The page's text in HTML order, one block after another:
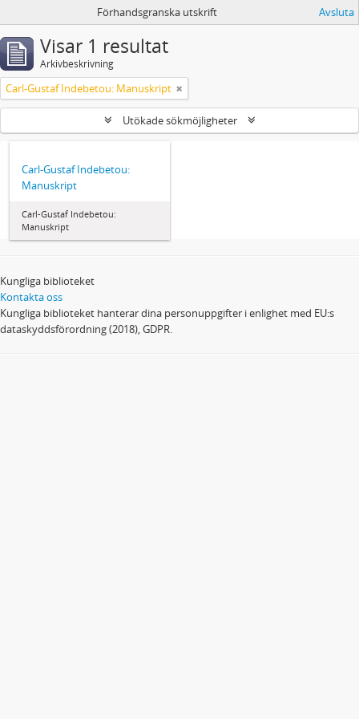
Förhandsgranska utskrift Avsluta
Visar 1 resultat
Arkivbeskrivning
Carl-Gustaf Indebetou: Manuskript
Utökade sökmöjligheter
Carl-Gustaf Indebetou:
Manuskript
Carl-Gustaf Indebetou:
Manuskript
Kungliga biblioteket
Kontakta oss
Kungliga biblioteket hanterar dina personuppgifter i enlighet med EU:s
dataskyddsförordning (2018), GDPR.